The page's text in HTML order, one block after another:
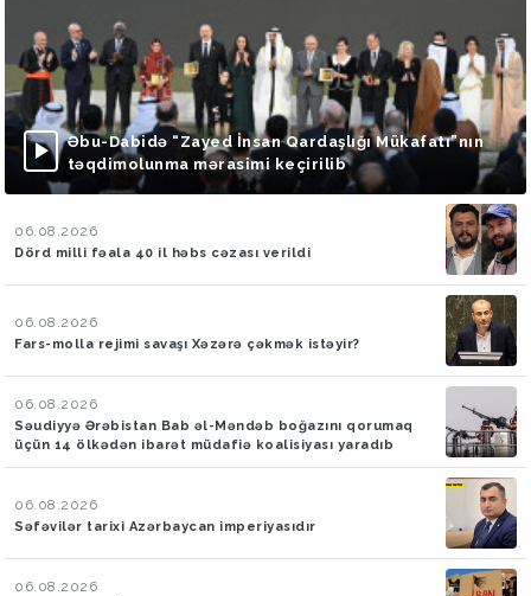
Əbu-Dabidə “Zayed İnsan Qardaşlığı Mükafatı”nın
təqdimolunma mərasimi keçirilib
06.08.2026
Dörd milli fəala 40 il həbs cəzası verildi
06.08.2026
Fars-molla rejimi savaşı Xəzərə çəkmək istəyir?
06.08.2026
Səudiyyə Ərəbistan Bab əl-Məndəb boğazını qorumaq
üçün 14 ölkədən ibarət müdafiə koalisiyası yaradıb
06.08.2026
Səfəvilər tarixi Azərbaycan imperiyasıdır
06.08.2026